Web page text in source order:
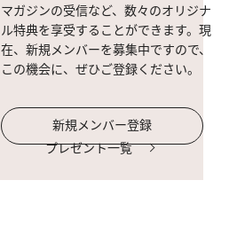
マガジンの受信など、数々のオリジナ
ル特典を享受することができます。現
在、新規メンバーを募集中ですので、
この機会に、ぜひご登録ください。
新規メンバー登録
プレゼント一覧